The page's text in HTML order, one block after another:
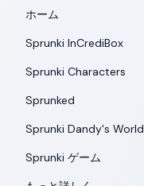
ホーム
Sprunki InCrediBox
Sprunki Characters
Sprunked
Sprunki Dandy's World
Sprunki ゲーム